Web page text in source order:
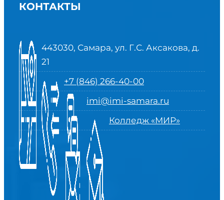
КОНТАКТЫ
443030, Самара, ул. Г.С. Аксакова, д.
21
+7 (846) 266-40-00
imi@imi-samara.ru
Колледж «МИР»